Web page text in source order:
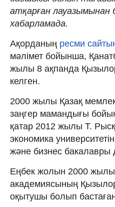
атқарған лауазымынан
хабарламада.
Ақорданың ресми
мәлімет бойынша,
жылы 8 ақпанда
келген.
2000 жылы Қазақ
заңгер мамандығы
қатар 2012 жылы Т.
экономика
және бизнес бакалавры
Еңбек жолын 2000 жылы
академиясының
оқытушы болып